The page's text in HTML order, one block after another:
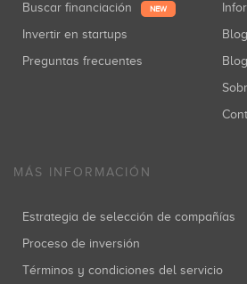
Buscar financiación NEW
Invertir en startups
Preguntas frecuentes
MÁS INFORMACIÓN
Estrategia de selección de compañías
Proceso de inversión
Términos y condiciones del servicio